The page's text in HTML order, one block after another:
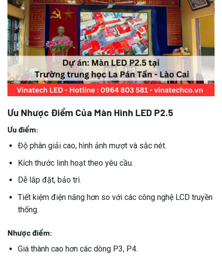
Ưu Nhược Điểm Của Màn Hình LED P2.5
Ưu điểm:
Độ phân giải cao, hình ảnh mượt và sắc nét.
Kích thước linh hoạt theo yêu cầu.
Dễ lắp đặt, bảo trì.
Tiết kiệm điện năng hơn so với các công nghệ LCD truyền
thống.
Nhược điểm:
Giá thành cao hơn các dòng P3, P4.